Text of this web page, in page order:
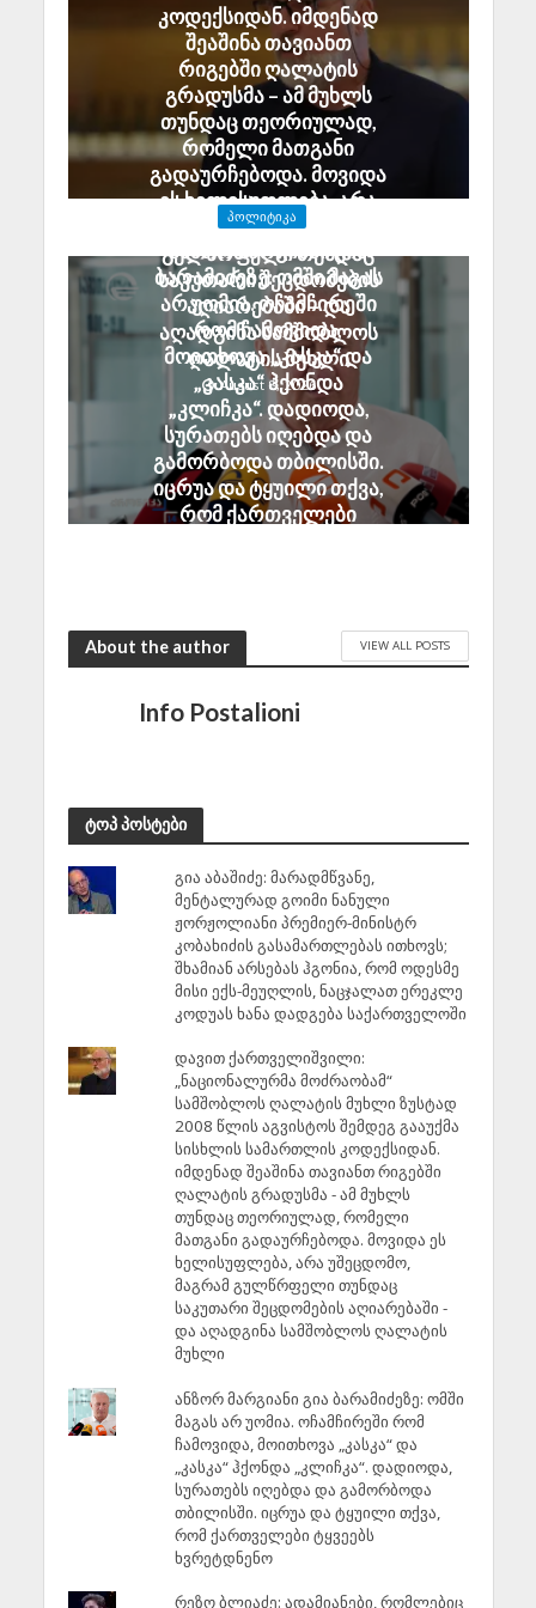
კოდექსიდან. იმდენად
შეაშინა თავიანთ
რიგებში ღალატის
გრადუსმა – ამ მუხლს
თუნდაც თეორიულად,
რომელი მათგანი
გადაურჩებოდა. მოვიდა
ეს ხელისუფლება, არა
უშეცდომო, მაგრამ
გულწრფელი თუნდაც
საკუთარი შეცდომების
აღიარებაში – და
აღადგინა სამშობლოს
ღალატის მუხლი
August 8, 2026
ᲞᲝᲚᲘᲢᲘᲙᲐ
ანზორ მარგიანი გია
ბარამიძეზე: ომში მაგას
არ უომია. ოჩამჩირეში
რომ ჩამოვიდა,
მოითხოვა „კასკა“ და
„კასკა“ ჰქონდა
„კლიჩკა“. დადიოდა,
სურათებს იღებდა და
გამორბოდა თბილისში.
იცრუა და ტყუილი თქვა,
რომ ქართველები
About the author VIEW ALL POSTS
Info Postalioni
ტოპ პოსტები
გია აბაშიძე: მარადმწვანე,
მენტალურად გოიმი ნანული
ჟორჟოლიანი პრემიერ-მინისტრ
კობახიძის გასამართლებას ითხოვს;
შხამიან არსებას ჰგონია, რომ ოდესმე
მისი ექს-მეუღლის, ნაცჯალათ ერეკლე
კოდუას ხანა დადგება საქართველოში
დავით ქართველიშვილი:
„ნაციონალურმა მოძრაობამ“
სამშობლოს ღალატის მუხლი ზუსტად
2008 წლის აგვისტოს შემდეგ გააუქმა
სისხლის სამართლის კოდექსიდან.
იმდენად შეაშინა თავიანთ რიგებში
ღალატის გრადუსმა - ამ მუხლს
თუნდაც თეორიულად, რომელი
მათგანი გადაურჩებოდა. მოვიდა ეს
ხელისუფლება, არა უშეცდომო,
მაგრამ გულწრფელი თუნდაც
საკუთარი შეცდომების აღიარებაში -
და აღადგინა სამშობლოს ღალატის
მუხლი
ანზორ მარგიანი გია ბარამიძეზე: ომში
მაგას არ უომია. ოჩამჩირეში რომ
ჩამოვიდა, მოითხოვა „კასკა“ და
„კასკა“ ჰქონდა „კლიჩკა“. დადიოდა,
სურათებს იღებდა და გამორბოდა
თბილისში. იცრუა და ტყუილი თქვა,
რომ ქართველები ტყვეებს
ხვრეტდნენო
რეზო ბლიაძე: ადამიანები, რომლებიც